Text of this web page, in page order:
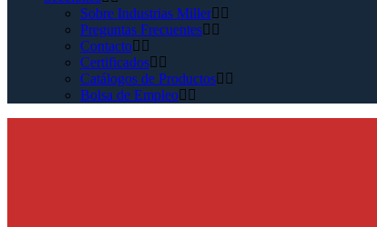
Sobre Industrias Miller
Preguntas Frecuentes
Contacto
Certificados
Catálogos de Productos
Bolsa de Empleo